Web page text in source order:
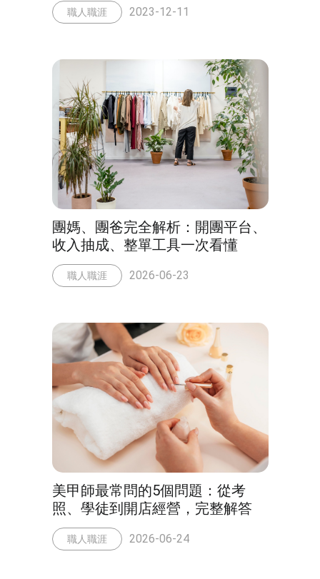
職人職涯 2023-12-11
團媽、團爸完全解析：開團平台、
收入抽成、整單工具一次看懂
職人職涯 2026-06-23
美甲師最常問的5個問題：從考
照、學徒到開店經營，完整解答
職人職涯 2026-06-24